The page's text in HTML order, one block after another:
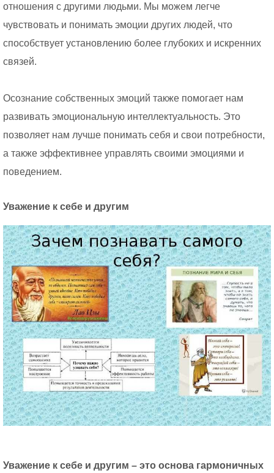
отношения с другими людьми. Мы можем легче
чувствовать и понимать эмоции других людей, что
способствует установлению более глубоких и искренних
связей.
Осознание собственных эмоций также помогает нам
развивать эмоциональную интеллектуальность. Это
позволяет нам лучше понимать себя и свои потребности,
а также эффективнее управлять своими эмоциями и
поведением.
Уважение к себе и другим
Уважение к себе и другим – это основа гармоничных